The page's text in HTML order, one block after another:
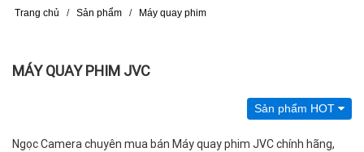
Trang chủ / Sản phẩm / Máy quay phim
MÁY QUAY PHIM JVC
Sản phẩm HOT
Ngọc Camera chuyên mua bán Máy quay phim JVC chính hãng,